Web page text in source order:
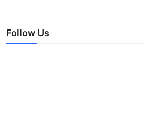
Follow Us